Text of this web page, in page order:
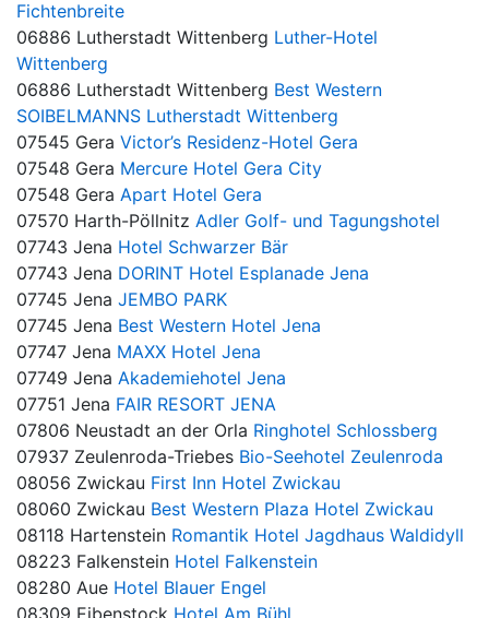
Fichtenbreite
06886 Lutherstadt Wittenberg Luther-Hotel
Wittenberg
06886 Lutherstadt Wittenberg Best Western
SOIBELMANNS Lutherstadt Wittenberg
07545 Gera Victor’s Residenz-Hotel Gera
07548 Gera Mercure Hotel Gera City
07548 Gera Apart Hotel Gera
07570 Harth-Pöllnitz Adler Golf- und Tagungshotel
07743 Jena Hotel Schwarzer Bär
07743 Jena DORINT Hotel Esplanade Jena
07745 Jena JEMBO PARK
07745 Jena Best Western Hotel Jena
07747 Jena MAXX Hotel Jena
07749 Jena Akademiehotel Jena
07751 Jena FAIR RESORT JENA
07806 Neustadt an der Orla Ringhotel Schlossberg
07937 Zeulenroda-Triebes Bio-Seehotel Zeulenroda
08056 Zwickau First Inn Hotel Zwickau
08060 Zwickau Best Western Plaza Hotel Zwickau
08118 Hartenstein Romantik Hotel Jagdhaus Waldidyll
08223 Falkenstein Hotel Falkenstein
08280 Aue Hotel Blauer Engel
08309 Eibenstock Hotel Am Bühl